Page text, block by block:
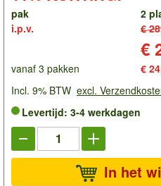
pak
2
i.p.v.
€
€
vanaf 3 pakken €
Incl. 9% BTW excl.
Levertijd: 3-4 werkdagen
In het